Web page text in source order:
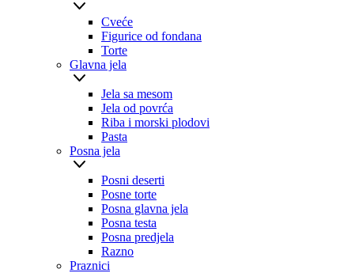
Cveće
Figurice od fondana
Torte
Glavna jela
Jela sa mesom
Jela od povrća
Riba i morski plodovi
Pasta
Posna jela
Posni deserti
Posne torte
Posna glavna jela
Posna testa
Posna predjela
Razno
Praznici